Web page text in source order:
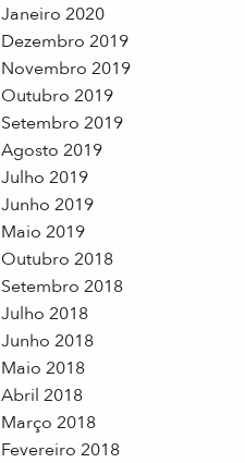
Janeiro 2020
Dezembro 2019
Novembro 2019
Outubro 2019
Setembro 2019
Agosto 2019
Julho 2019
Junho 2019
Maio 2019
Outubro 2018
Setembro 2018
Julho 2018
Junho 2018
Maio 2018
Abril 2018
Março 2018
Fevereiro 2018